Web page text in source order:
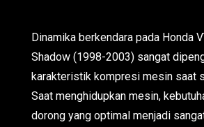
Dinamika berkendara pada Honda
Shadow (1998-2003) sangat
karakteristik kompresi mesin saat
Saat menghidupkan mesin,
dorong yang optimal menjadi